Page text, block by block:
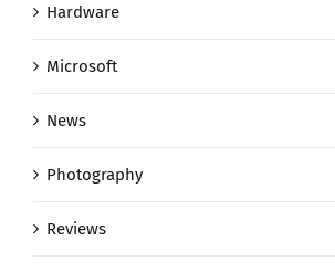
Hardware
Microsoft
News
Photography
Reviews